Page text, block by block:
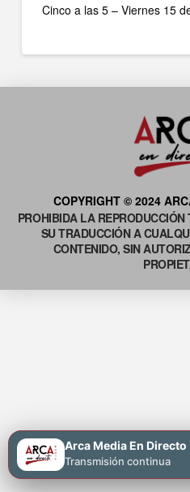
Cinco a las 5 – Viernes 15
COPYRIGHT © 2024
PROHIBIDA LA
SU TRADUCCIÓN A
CONTENIDO, SIN
Arca Media En Directo
Transmisión continua